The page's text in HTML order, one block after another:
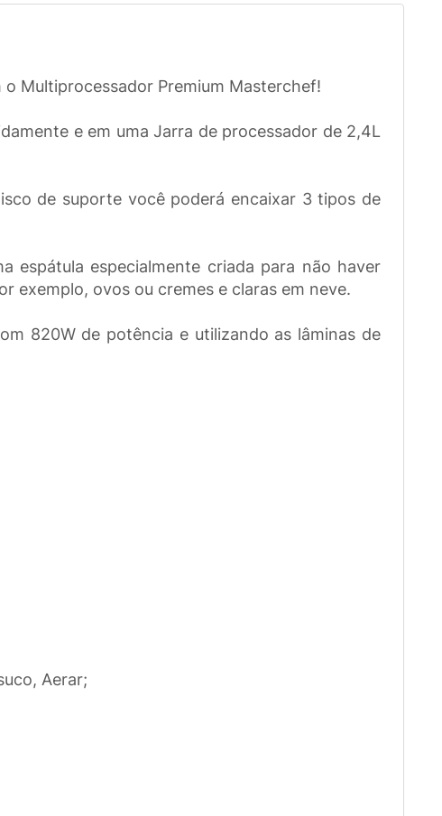
Multiprocessador Premium Masterchef!
e em uma Jarra de processador de 2,4L
de suporte você poderá encaixar 3 tipos de
espátula especialmente criada para não haver
exemplo, ovos ou cremes e claras em neve.
820W de potência e utilizando as lâminas de
Aerar;